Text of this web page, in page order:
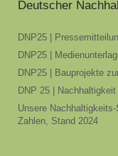
Deutscher
DNP25 |
DNP25 |
DNP25 | Bauprojekte
DNP 25 |
Unsere
Zahlen, Stand 2024